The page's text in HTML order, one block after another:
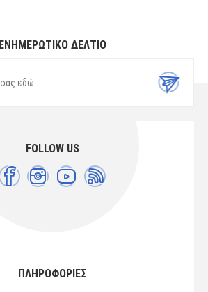
ΕΝΗΜΕΡΩΤΙΚΌ ΔΕΛΤΊΟ
FOLLOW US
ΠΛΗΡΟΦΟΡΙΕΣ